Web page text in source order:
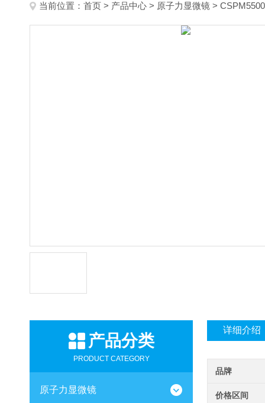
当前位置： 首页 > 产品中心 > 原子力显微镜 >
产品分类
PRODUCT CATEGORY
原子力显微镜
详细介绍
品牌
价格区间